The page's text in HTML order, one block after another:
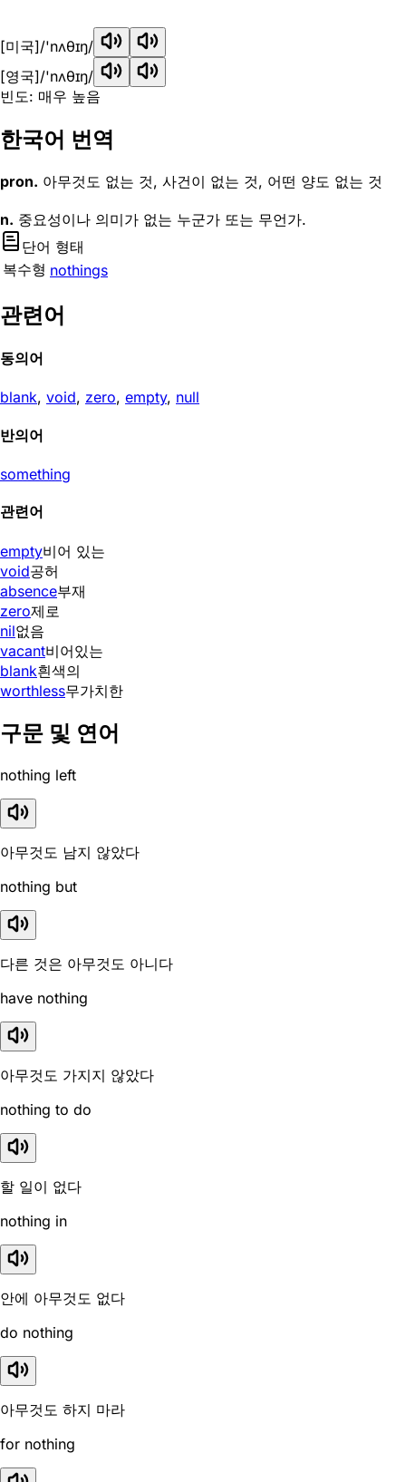
[미국]/'nʌθɪŋ/
[영국]/'nʌθɪŋ/
빈도: 매우 높음
한국어 번역
pron. 아무것도 없는 것, 사건이 없는 것, 어떤 양도 없는 것
n. 중요성이나 의미가 없는 누군가 또는 무언가.
단어 형태
복수형 nothings
관련어
동의어
blank, void, zero, empty, null
반의어
something
관련어
empty비어 있는
void공허
absence부재
zero제로
nil없음
vacant비어있는
blank흰색의
worthless무가치한
구문 및 연어
nothing left
아무것도 남지 않았다
nothing but
다른 것은 아무것도 아니다
have nothing
아무것도 가지지 않았다
nothing to do
할 일이 없다
nothing in
안에 아무것도 없다
do nothing
아무것도 하지 마라
for nothing